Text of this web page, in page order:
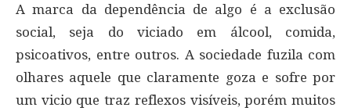
A marca da dependência de algo é a exclusão
social, seja do viciado em álcool, comida,
psicoativos, entre outros. A sociedade fuzila com
olhares aquele que claramente goza e sofre por
um vicio que traz reflexos visíveis, porém muitos